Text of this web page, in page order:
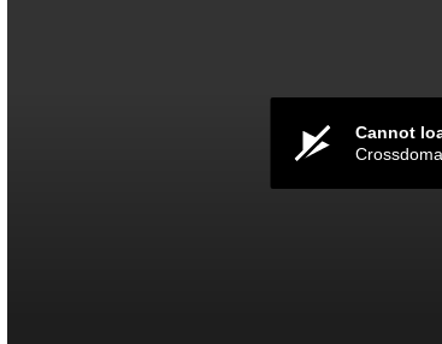
Cannot